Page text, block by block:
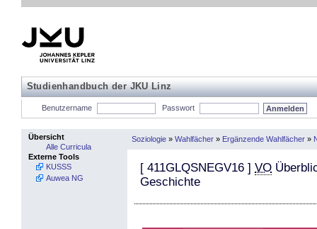
Studienhandbuch der JKU Linz
Benutzername Passwort
Übersicht
Alle Curricula
Externe Tools
KUSSS
Auwea NG
Soziologie » Wahlfächer » Ergänzende Wahlfächer »
[ 411GLQSNEGV16 ] VO
Geschichte